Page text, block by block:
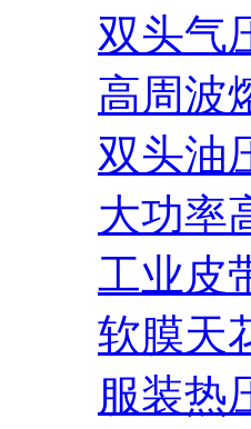
双头气
高周波
双头油
大功率
工业皮
软膜天
服装热